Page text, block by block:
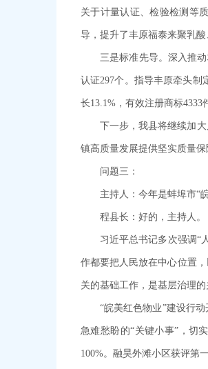
关于计量认证、检验检测等
导，提升了丰原福泰来聚乳酸
三是标准先导。深入推
认证297个。指导丰原牵头制
长13.1%，有效注册商标4333
下一步，我县将继续加
镇高质量发展提供坚实质量保
问题三：
主持人：今年是蚌埠市“
程县长：好的，主持人。
习近平总书记多次强调“
作都要把人民放在中心位置
关的基础工作，是基层治理
“皖美红色物业”建设行
急难愁盼的“关键小事”，切
100%。融昊外滩小区获评第